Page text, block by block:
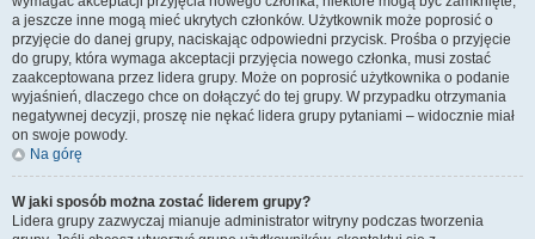
a jeszcze inne mogą mieć ukrytych członków. Użytkownik może poprosić o
przyjęcie do danej grupy, naciskając odpowiedni przycisk. Prośba o przyjęcie
do grupy, która wymaga akceptacji przyjęcia nowego członka, musi zostać
zaakceptowana przez lidera grupy. Może on poprosić użytkownika o podanie
wyjaśnień, dlaczego chce on dołączyć do tej grupy. W przypadku otrzymania
negatywnej decyzji, proszę nie nękać lidera grupy pytaniami – widocznie miał
on swoje powody.
Na górę
W jaki sposób można zostać liderem grupy?
Lidera grupy zazwyczaj mianuje administrator witryny podczas tworzenia